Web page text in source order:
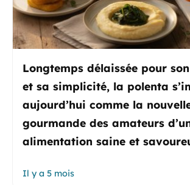
Longtemps délaissée pour
et sa simplicité, la polenta
aujourd’hui comme la
gourmande des amateurs
alimentation saine et
Il y a 5 mois